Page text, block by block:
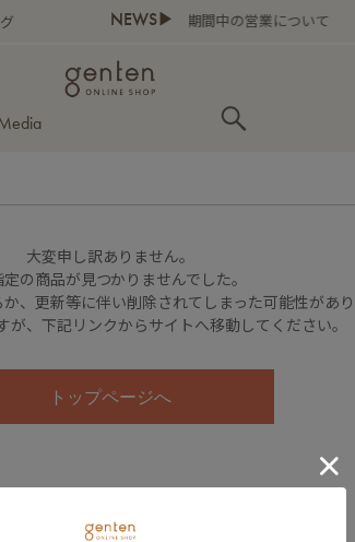
NEWS▶
期間中の営業について
大変申し訳ありません。
定の商品が見つかりませんでした。
、更新等に伴い削除されてしまった可能性があ
が、下記リンクからサイトへ移動してください。
トップページへ